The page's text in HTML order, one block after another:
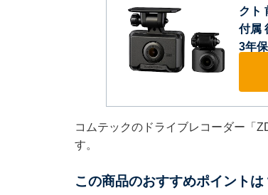
クト
付属
3年
コムテックのドライブレコーダー「
す。
この商品のおすすめポイントは